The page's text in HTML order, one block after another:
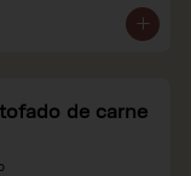
de carne